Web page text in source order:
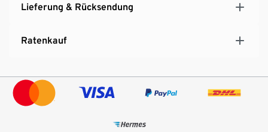
Lieferung & Rücksendung
Ratenkauf